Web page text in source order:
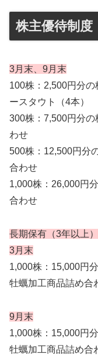
株主優待制度
3月末、9月末
100株：2,500円分
ースタウト（4本）
300株：7,500円分
わせ
500株：12,500円分
合わせ
1,000株：26,000円
合わせ
長期保有（3年以上）
3月末
1,000株：15,000円
牡蠣加工商品詰め合
9月末
1,000株：15,000円
牡蠣加工商品詰め合